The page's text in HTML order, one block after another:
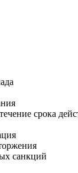
срока
санкций